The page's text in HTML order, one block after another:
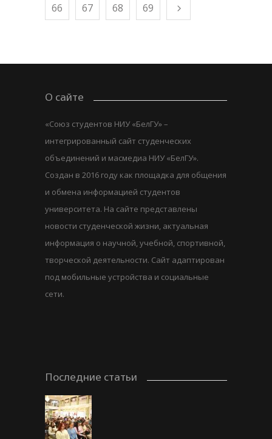
66 67 68 69
О сайте
«Союз студентов НИУ «БелГУ» –
интегрированный сайт студенческих
объединений и масмедиа НИУ «БелГУ».
Создан в 2016 году как площадка для общения
и обмена информацией студентов
университета. На сайте представлены
новости студенческой жизни, актуальная
информация о научной, учебной, спортивной,
творческой деятельности. Сайт адаптирован
под мобильные устройства и социальные
сети.
Последние статьи